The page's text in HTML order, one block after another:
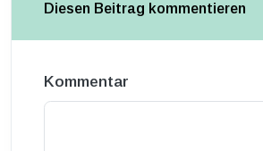
Diesen Beitrag kommentieren
Kommentar